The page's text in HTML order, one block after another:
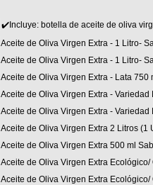
✔️Incluye: botella de aceite de oliva
Aceite de Oliva Virgen Extra - 1 Litro-
Aceite de Oliva Virgen Extra - 1 Litro-
Aceite de Oliva Virgen Extra - Lata 750
Aceite de Oliva Virgen Extra -
Aceite de Oliva Virgen Extra -
Aceite de Oliva Virgen Extra 2 Litros (1
Aceite de Oliva Virgen Extra 500 ml
Aceite de Oliva Virgen Extra
Aceite de Oliva Virgen Extra